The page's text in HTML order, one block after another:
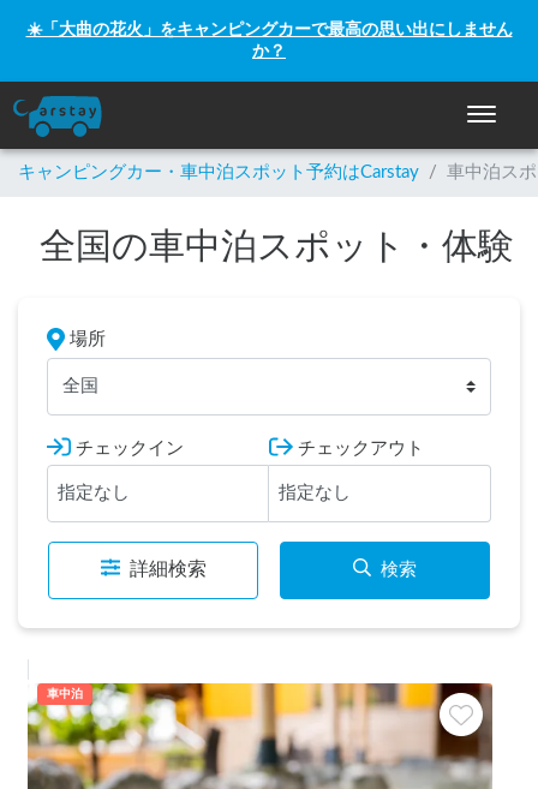
☀️「大曲の花火」をキャンピングカーで最高の思い出にしません
か？
ナビゲ
キャンピングカー・車中泊スポット予約はCarstay / 車中泊ス
全国の車中泊スポット・体験
場所
全国
チェックイン チェックアウト
詳細検索 検索
車中泊